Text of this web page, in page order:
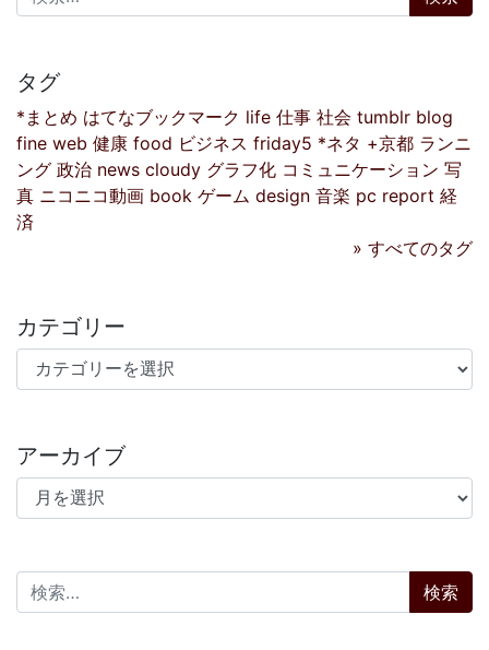
タグ
*まとめ はてなブックマーク life 仕事 社会 tumblr blog
fine web 健康 food ビジネス friday5 *ネタ +京都 ランニ
ング 政治 news cloudy グラフ化 コミュニケーション 写
真 ニコニコ動画 book ゲーム design 音楽 pc report 経
済
» すべてのタグ
カテゴリー
カテゴリー
アーカイブ
アーカイブ
検索: